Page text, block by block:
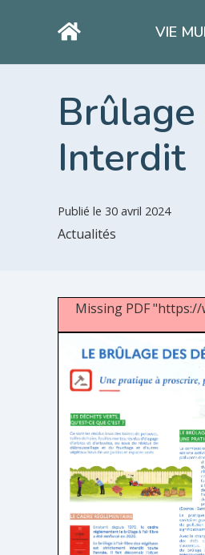
VIE
Interdit
Publié le 30 avril 2024
Actualités
Missing PDF